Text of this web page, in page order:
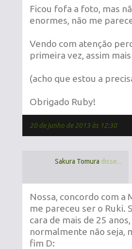
Ficou fofa a foto, mas
enormes, não me
Vendo com atenção
primeira vez, assim
(acho que estou a
Obrigado Ruby!
20 de junho de 2013 às 12:30
Sakura Tomura disse...
Nossa, concordo com a
me pareceu ser o Ruki.
cara de mais de 25
normalmente não seja,
fim D: